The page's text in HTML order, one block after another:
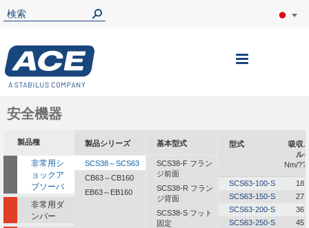
ナ
安全機器
製品種
非常用シ
ョックア
ブソーバ
非常用ダ
ンパー
製品シリーズ
SCS38～SCS63
CB63～CB160
EB63～EB160
基本型式
SCS38-F フラン
ジ前面
SCS38-R フラン
ジ背面
SCS38-S フット
固定
型式
吸収
ル
Nm/
SCS63-100-S
SCS63-150-S
SCS63-200-S
SCS63-250-S